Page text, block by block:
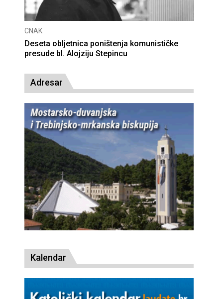
CNAK
Deseta obljetnica poništenja komunističke
presude bl. Alojziju Stepincu
Adresar
Kalendar